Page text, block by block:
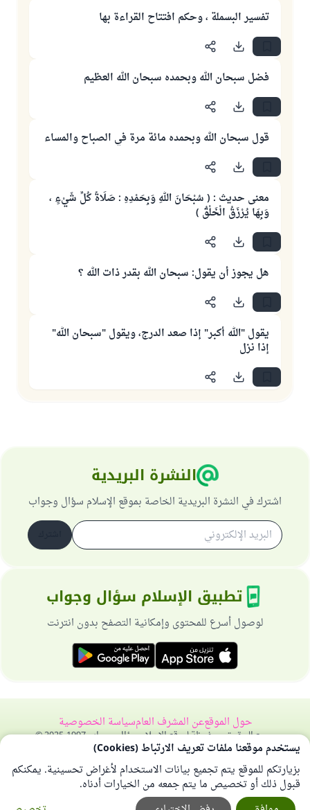
تفسير البسملة ، وحكم افتتاح القراءة بها
فضل سبحان الله وبحمده سبحان الله العظيم
قول سبحان الله وبحمده مائة مرة في الصباح والمساء
معنى حديث : ( سُبْحَانَ اللهِ وَبِحَمْدِهِ : صَلَاةُ كُلِّ شَيْءٍ ،
وَبِهَا يُرْزَقُ الْخَلْقُ )
هل يجوز أن يقول: سبحان الله بقدر ذات الله ؟
يقول "الله أكبر" إذا صعد الدرج، ويقول "سبحان الله"
إذا نزل
النشرة البريدية
اشترك في النشرة البريدية الخاصة بموقع الإسلام سؤال وجواب
تطبيق الإسلام سؤال وجواب
لوصول أسرع للمحتوى وإمكانية التصفح بدون انترنت
حول الموقععن المشرف العامسياسة الخصوصية
جميع الحقوق محفوظة لموقع الإسلام سؤال وجواب 1997-2025 ©
يستخدم موقعنا ملفات تعريف الارتباط (Cookies)
بزيارتكم للموقع يتم تجميع بيانات الاستخدام لأغراض تحسينية. يمكنكم
قبول ذلك أو تخصيص ما يتم جمعه من الخيارات أدناه.